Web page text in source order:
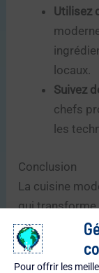
Pour offrir les
Utilisez
locaux.
Suivez
chefs
les
Conclusion
La cuisine
qui transforme
apprécions la
chef d’Ornière
vous ces